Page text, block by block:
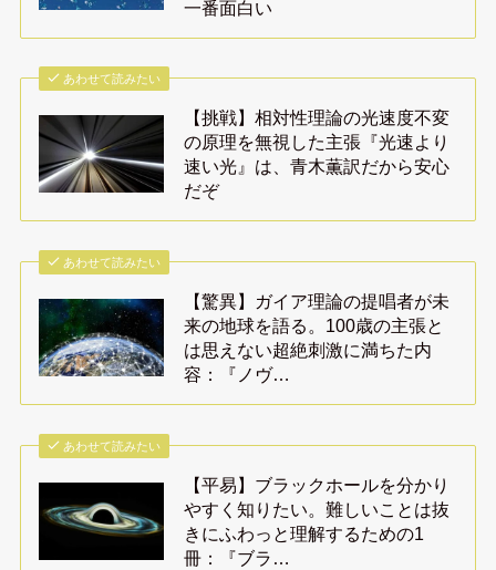
一番面白い
あわせて読みたい
【挑戦】相対性理論の光速度不変
の原理を無視した主張『光速より
速い光』は、青木薫訳だから安心
だぞ
あわせて読みたい
【驚異】ガイア理論の提唱者が未
来の地球を語る。100歳の主張と
は思えない超絶刺激に満ちた内
容：『ノヴ…
あわせて読みたい
【平易】ブラックホールを分かり
やすく知りたい。難しいことは抜
きにふわっと理解するための1
冊：『ブラ…